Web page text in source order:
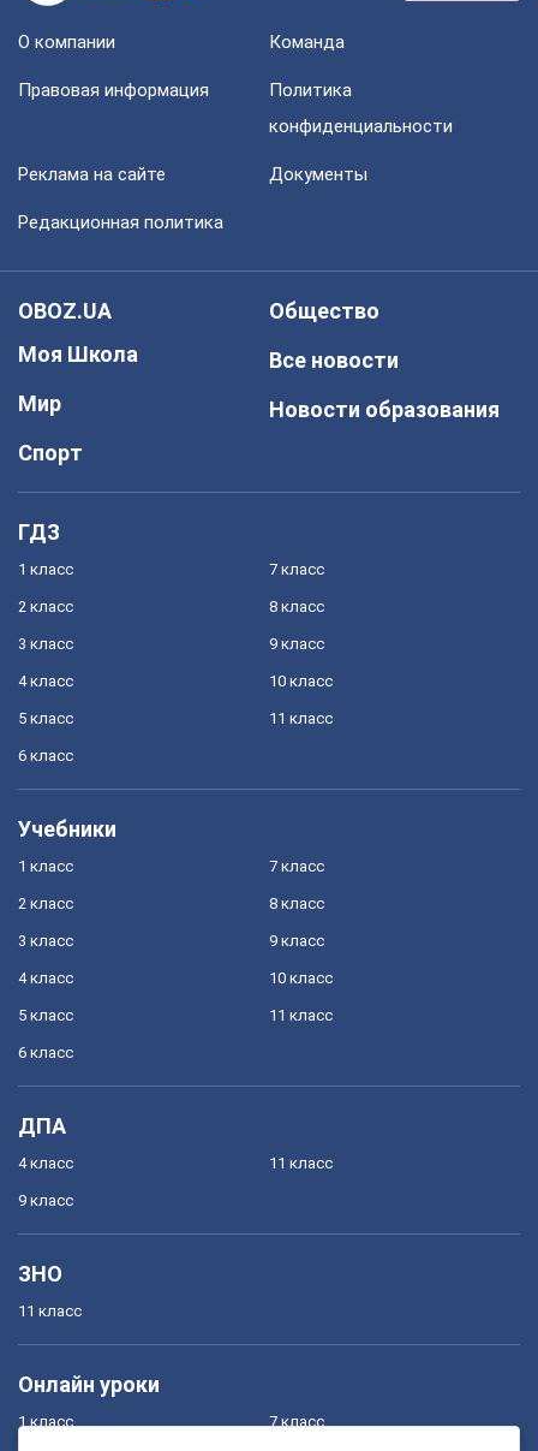
О компании Команда
Правовая информация
Политика
конфиденциальности
Реклама на сайте Документы
Редакционная политика
OBOZ.UA
Моя Школа
Мир
Спорт
Общество
Все новости
Новости образования
ГДЗ
1 класс
2 класс
3 класс
4 класс
5 класс
6 класс
7 класс
8 класс
9 класс
10 класс
11 класс
Учебники
1 класс
2 класс
3 класс
4 класс
5 класс
6 класс
7 класс
8 класс
9 класс
10 класс
11 класс
ДПА
4 класс
9 класс
11 класс
ЗНО
11 класс
Онлайн уроки
1 класс 7 класс